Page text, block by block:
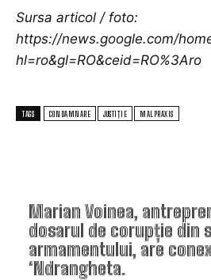
Marian Voinea,
dosarul de corupție din
armamentului, are
‘Ndrangheta.
Sursa articol / foto:
https://news.google.com/
hl=ro&gl=RO&ceid=RO%3Aro
TAGS CONDAMNARE JUSTIȚIE MALPRAXIS